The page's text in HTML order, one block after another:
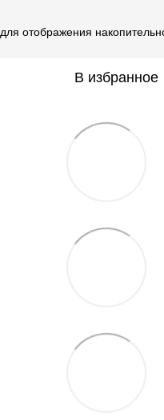
для отображения
В избранное